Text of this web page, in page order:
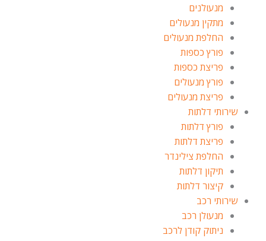
מנעולנים
מתקין מנעולים
החלפת מנעולים
פורץ כספות
פריצת כספות
פורץ מנעולים
פריצת מנעולים
שירותי דלתות
פורץ דלתות
פריצת דלתות
החלפת צילינדר
תיקון דלתות
קיצור דלתות
שירותי רכב
מנעולן רכב
ניתוק קודן לרכב